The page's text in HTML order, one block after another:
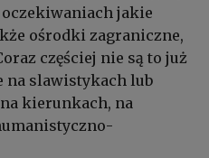
jakie
ośrodki zagraniczne,
częściej nie są to już
na slawistykach lub
kierunkach, na